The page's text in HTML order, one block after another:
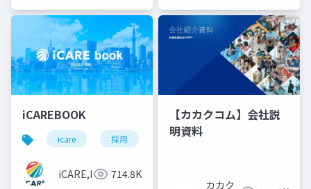
iCAREBOOK
icare 採用 カルチャーデック
iCARE,Inc 714.8K
【カカクコム】会社説
明資料
カカク